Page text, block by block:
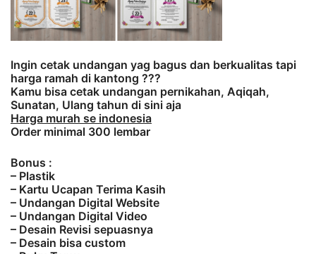
Ingin cetak undangan yag bagus dan berkualitas tapi
harga ramah di kantong ???
Kamu bisa cetak undangan pernikahan, Aqiqah,
Sunatan, Ulang tahun di sini aja
Harga murah se indonesia
Order minimal 300 lembar
Bonus :
– Plastik
– Kartu Ucapan Terima Kasih
– Undangan Digital Website
– Undangan Digital Video
– Desain Revisi sepuasnya
– Desain bisa custom